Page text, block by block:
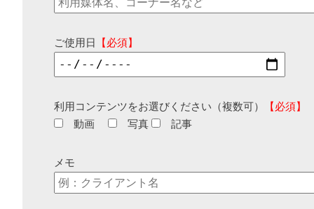
ご使用日 【必須】
利用コンテンツをお選びください（複数可）
【必須】
動画
写真 記事
メモ